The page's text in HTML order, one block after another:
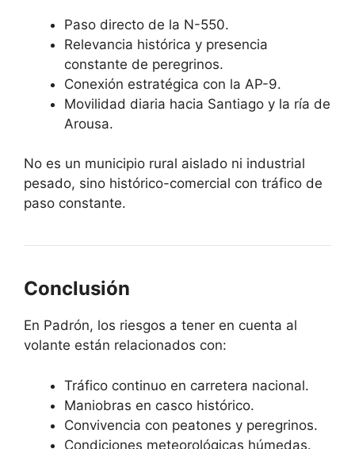
Paso directo de la N-550.
Relevancia histórica y presencia
constante de peregrinos.
Conexión estratégica con la AP-9.
Movilidad diaria hacia Santiago y la ría de
Arousa.
No es un municipio rural aislado ni industrial
pesado, sino histórico-comercial con tráfico de
paso constante.
Conclusión
En Padrón, los riesgos a tener en cuenta al
volante están relacionados con:
Tráfico continuo en carretera nacional.
Maniobras en casco histórico.
Convivencia con peatones y peregrinos.
Condiciones meteorológicas húmedas.